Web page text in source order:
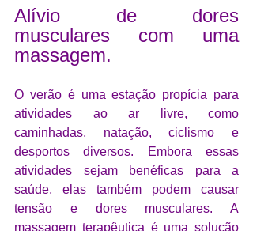
Alívio de dores
musculares com uma
massagem.
O verão é uma estação propícia para
atividades ao ar livre, como
caminhadas, natação, ciclismo e
desportos diversos. Embora essas
atividades sejam benéficas para a
saúde, elas também podem causar
tensão e dores musculares. A
massagem terapêutica é uma solução